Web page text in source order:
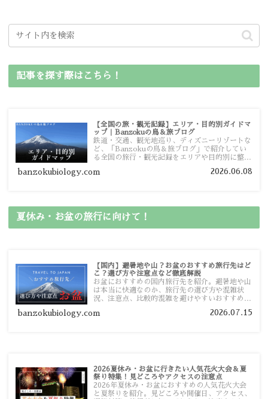
記事を探す際はこちら！
【全国の旅・観光記録】エリア・目的別ガイドマ
ップ｜Banzokuの鳥＆旅ブログ
鉄道・交通、観光地巡り、ディズニーリゾートな
ど、「Banzokuの鳥＆旅ブログ」で紹介してい
る全国の旅行・観光記録をエリアや目的別に整理
ガイドマップからスムーズに見つけていただけま
banzokubiology.com 2026.06.08
夏休み・お盆の旅行に向けて！
【国内】避暑地や山？お盆のおすすめ旅行先はど
こ？選び方や注意点など徹底解説
お盆におすすめの国内旅行先を紹介。避暑地や山
は本当に快適なのか、旅行先の選び方や混雑状
況、注意点、比較的混雑を避けやすいおすすめス
す。
banzokubiology.com 2026.07.15
2026夏休み・お盆に行きたい人気花火大会＆夏
祭り特集！見どころやアクセスの注意点
2026年夏休み・お盆におすすめの人気花火大会
と夏祭りを紹介。見どころや開催日、アクセス、